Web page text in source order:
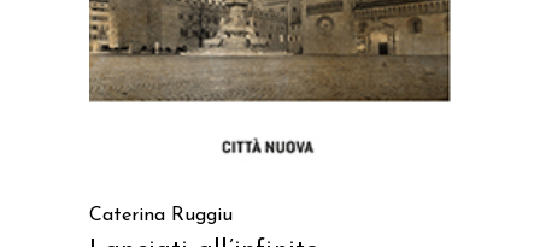
Caterina Ruggiu